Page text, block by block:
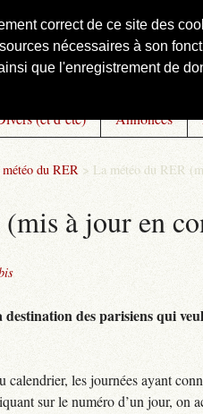
correct de ce site des
nécessaires à son
que l'enregistrement de
Officiel
(et d’été) Annonces
du RER > La météo du RER
à jour en
des parisiens qui
les journées ayant
sur le numéro d’un jour, on